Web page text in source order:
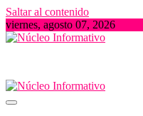
Saltar al contenido
viernes, agosto 07, 2026